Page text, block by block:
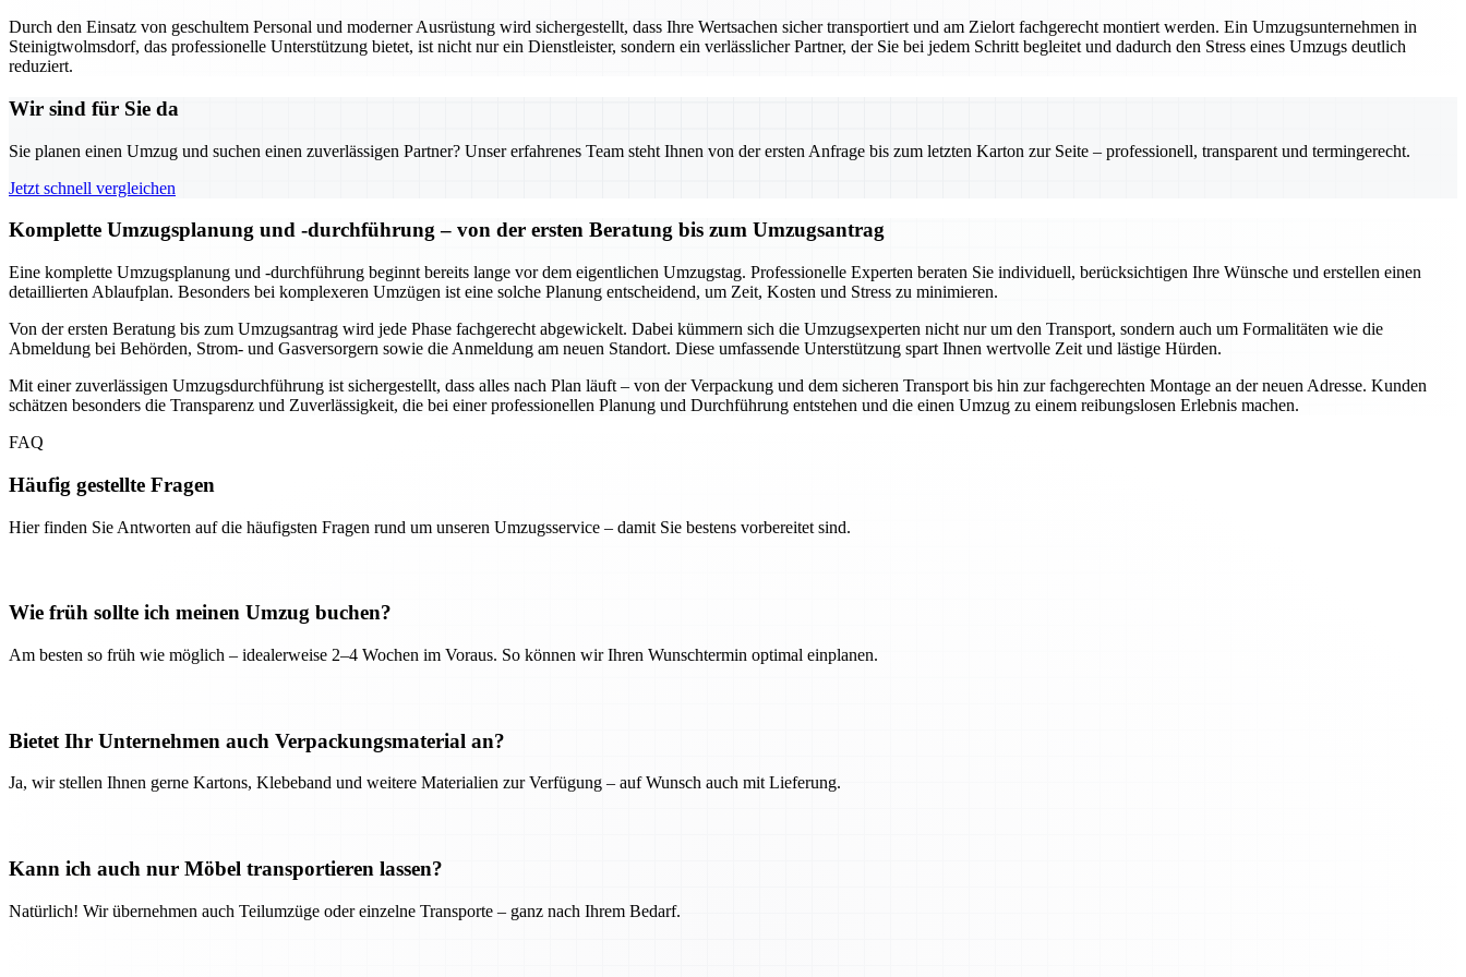
Durch den Einsatz von geschultem Personal und moderner Ausrüstung wird sichergestellt, dass Ihre Wertsachen sicher transportiert und am Zielort fachgerecht montiert werden. Ein Umzugsunternehmen in
Steinigtwolmsdorf, das professionelle Unterstützung bietet, ist nicht nur ein Dienstleister, sondern ein verlässlicher Partner, der Sie bei jedem Schritt begleitet und dadurch den Stress eines Umzugs deutlich
reduziert.
Wir sind für Sie da
Sie planen einen Umzug und suchen einen zuverlässigen Partner? Unser erfahrenes Team steht Ihnen von der ersten Anfrage bis zum letzten Karton zur Seite – professionell, transparent und termingerecht.
Jetzt schnell vergleichen
Komplette Umzugsplanung und -durchführung – von der ersten Beratung bis zum Umzugsantrag
Eine komplette Umzugsplanung und -durchführung beginnt bereits lange vor dem eigentlichen Umzugstag. Professionelle Experten beraten Sie individuell, berücksichtigen Ihre Wünsche und erstellen einen
detaillierten Ablaufplan. Besonders bei komplexeren Umzügen ist eine solche Planung entscheidend, um Zeit, Kosten und Stress zu minimieren.
Von der ersten Beratung bis zum Umzugsantrag wird jede Phase fachgerecht abgewickelt. Dabei kümmern sich die Umzugsexperten nicht nur um den Transport, sondern auch um Formalitäten wie die
Abmeldung bei Behörden, Strom- und Gasversorgern sowie die Anmeldung am neuen Standort. Diese umfassende Unterstützung spart Ihnen wertvolle Zeit und lästige Hürden.
Mit einer zuverlässigen Umzugsdurchführung ist sichergestellt, dass alles nach Plan läuft – von der Verpackung und dem sicheren Transport bis hin zur fachgerechten Montage an der neuen Adresse. Kunden
schätzen besonders die Transparenz und Zuverlässigkeit, die bei einer professionellen Planung und Durchführung entstehen und die einen Umzug zu einem reibungslosen Erlebnis machen.
FAQ
Häufig gestellte Fragen
Hier finden Sie Antworten auf die häufigsten Fragen rund um unseren Umzugsservice – damit Sie bestens vorbereitet sind.
Wie früh sollte ich meinen Umzug buchen?
Am besten so früh wie möglich – idealerweise 2–4 Wochen im Voraus. So können wir Ihren Wunschtermin optimal einplanen.
Bietet Ihr Unternehmen auch Verpackungsmaterial an?
Ja, wir stellen Ihnen gerne Kartons, Klebeband und weitere Materialien zur Verfügung – auf Wunsch auch mit Lieferung.
Kann ich auch nur Möbel transportieren lassen?
Natürlich! Wir übernehmen auch Teilumzüge oder einzelne Transporte – ganz nach Ihrem Bedarf.